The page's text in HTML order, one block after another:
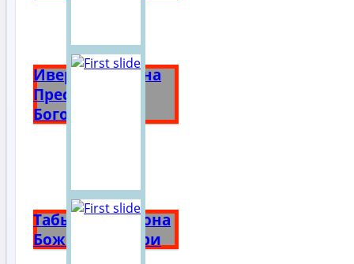
Иверская икона
Пресвятой
Богородицы
Табынская икона
Божией Матери